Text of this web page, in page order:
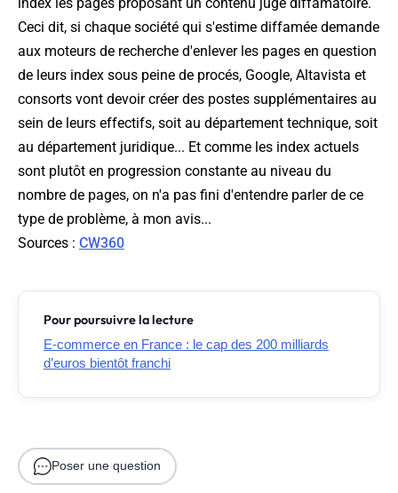
Ceci dit, si chaque société qui s'estime diffamée demande
aux moteurs de recherche d'enlever les pages en question
de leurs index sous peine de procés, Google, Altavista et
consorts vont devoir créer des postes supplémentaires au
sein de leurs effectifs, soit au département technique, soit
au département juridique... Et comme les index actuels
sont plutôt en progression constante au niveau du
nombre de pages, on n'a pas fini d'entendre parler de ce
type de problème, à mon avis...
Sources : CW360
Pour poursuivre la lecture
E-commerce en France : le cap des 200 milliards
d’euros bientôt franchi
Poser une question